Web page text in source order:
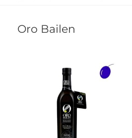
Oro Bailen